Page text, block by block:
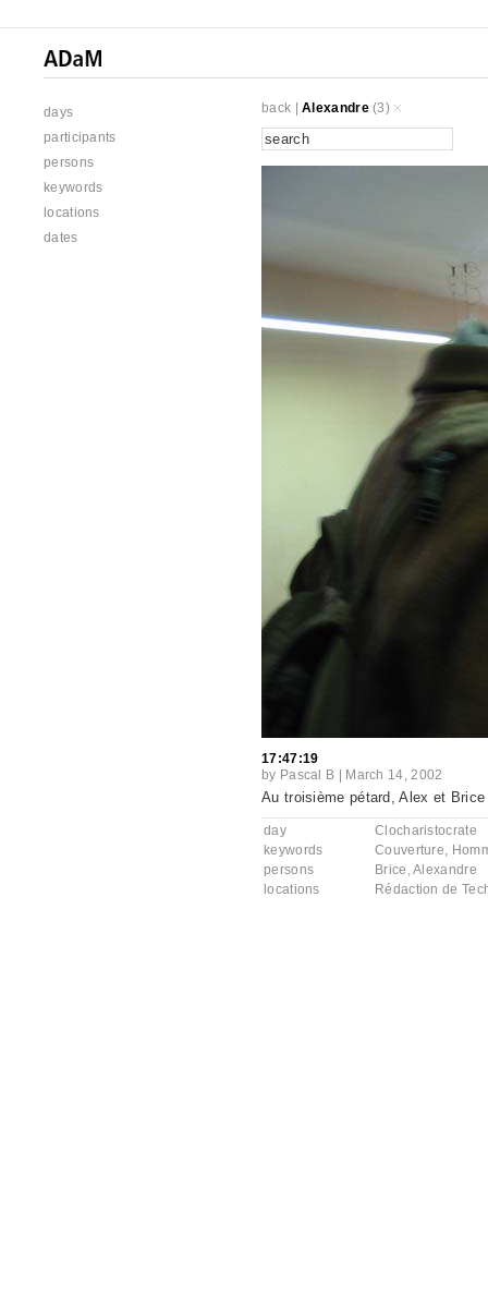
days
participants
persons
keywords
locations
dates
back |Alexandre(3)
17:47:19
by Pascal B March 14, 2002
Au troisième pétard, Alex et
day
Clocharistocrate
keywords
Couverture,
persons
Brice ,Alexandre
locations
Rédaction de